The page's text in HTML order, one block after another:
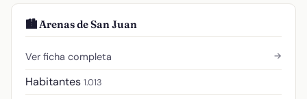
🏙️ Arenas de San Juan
Ver ficha completa →
Habitantes 1.013